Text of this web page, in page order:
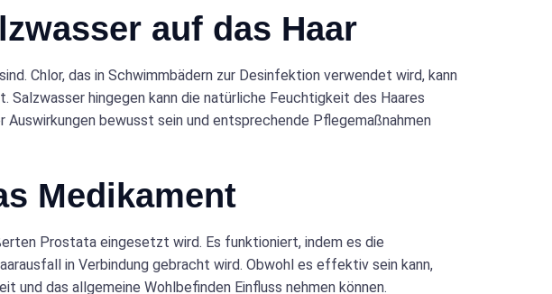
auf das Haar
Chlor, das in Schwimmbädern zur Desinfektion verwendet wird, kann
hingegen kann die natürliche Feuchtigkeit des Haares
bewusst sein und entsprechende Pflegemaßnahmen
Medikament
Prostata eingesetzt wird. Es funktioniert, indem es die
in Verbindung gebracht wird. Obwohl es effektiv sein kann,
und das allgemeine Wohlbefinden Einfluss nehmen können.